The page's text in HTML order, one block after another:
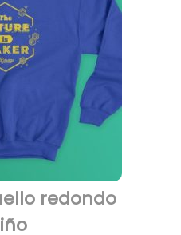
redondo